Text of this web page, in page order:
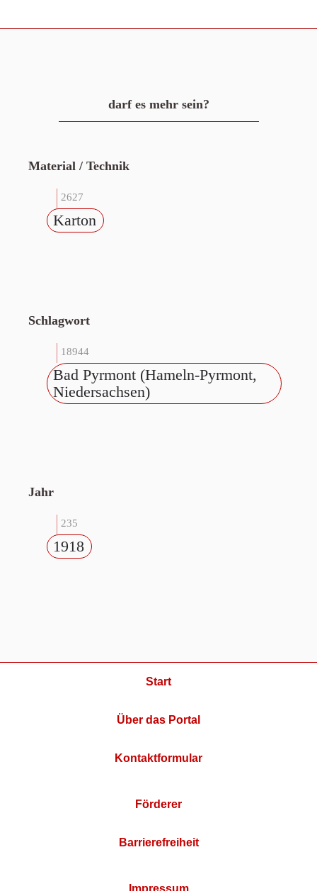
darf es mehr sein?
Material / Technik
2627
Karton
Schlagwort
18944
Bad Pyrmont (Hameln-Pyrmont,
Niedersachsen)
Jahr
235
1918
Start
Über das Portal
Kontaktformular
Förderer
Barrierefreiheit
Impressum